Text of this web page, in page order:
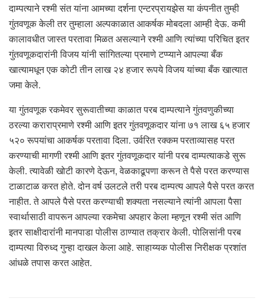
दाम्पत्याने रश्मी संत यांना आमच्या दर्शना एन्टरप्रायझेस या कंपनीत तुम्ही
गुंतवणूक केली तर तुम्हाला अल्पकाळात आकर्षक मोबदला आम्ही देऊ. कमी
कालावधीत जास्त परतावा मिळत असल्याने रश्मी आणि त्यांच्या परिचित इतर
गुंतवणूकदारांनी विजय यांनी सांगितल्या प्रमाणे टप्प्याने आपल्या बँक
खात्यामधून एक कोटी तीन लाख २४ हजार रूपये विजय यांच्या बँक खात्यात
जमा केले.
या गुंतवणूक रकमेवर सुरूवातीच्या काळात परब दाम्पत्याने गुंतवणुकीच्या
ठरल्या कराराप्रमाणे रश्मी आणि इतर गुंतवणूकदार यांना ७१ लाख ६५ हजार
५२० रूपयांचा आकर्षक परतावा दिला. उर्वरित रक्कम परताव्यासह परत
करण्याची मागणी रश्मी आणि इतर गुंतवणूकदार यांनी परब दाम्पत्याकडे सुरू
केली. त्यावेळी खोटी कारणे देऊन, वेळकाढूपणा करून ते पैसे परत करण्यास
टाळाटाळ करत होते. दोन वर्ष उलटले तरी परब दाम्पत्य आपले पैसे परत करत
नाहीत. ते आपले पैसे परत करण्याची शक्यता नसल्याने त्यांनी आपला पैसा
स्वार्थासाठी वापरून आपल्या रकमेचा अपहार केला म्हणून रश्मी संत आणि
इतर साक्षीदारांंनी मानपाडा पोलीस ठाण्यात तक्रार केली. पोलिसांनी परब
दाम्पत्या विरुध्द गुन्हा दाखल केला आहे. साहाय्यक पोलीस निरीक्षक प्रशांत
आंधळे तपास करत आहेत.